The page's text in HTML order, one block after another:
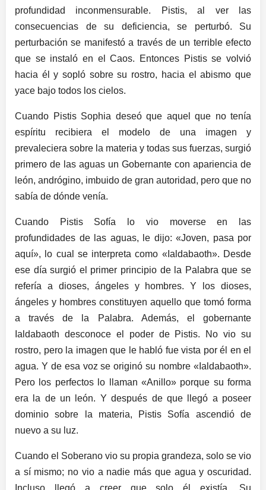
profundidad inconmensurable. Pistis, al ver las
consecuencias de su deficiencia, se perturbó. Su
perturbación se manifestó a través de un terrible efecto
que se instaló en el Caos. Entonces Pistis se volvió
hacia él y sopló sobre su rostro, hacia el abismo que
yace bajo todos los cielos.
Cuando Pistis Sophia deseó que aquel que no tenía
espíritu recibiera el modelo de una imagen y
prevaleciera sobre la materia y todas sus fuerzas, surgió
primero de las aguas un Gobernante con apariencia de
león, andrógino, imbuido de gran autoridad, pero que no
sabía de dónde venía.
Cuando Pistis Sofía lo vio moverse en las
profundidades de las aguas, le dijo: «Joven, pasa por
aquí», lo cual se interpreta como «Ialdabaoth». Desde
ese día surgió el primer principio de la Palabra que se
refería a dioses, ángeles y hombres. Y los dioses,
ángeles y hombres constituyen aquello que tomó forma
a través de la Palabra. Además, el gobernante
Ialdabaoth desconoce el poder de Pistis. No vio su
rostro, pero la imagen que le habló fue vista por él en el
agua. Y de esa voz se originó su nombre «Ialdabaoth».
Pero los perfectos lo llaman «Anillo» porque su forma
era la de un león. Y después de que llegó a poseer
dominio sobre la materia, Pistis Sofía ascendió de
nuevo a su luz.
Cuando el Soberano vio su propia grandeza, solo se vio
a sí mismo; no vio a nadie más que agua y oscuridad.
Incluso llegó a creer que solo él existía. Su